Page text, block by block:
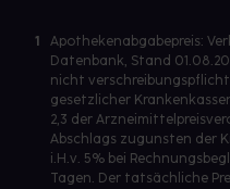
1
Apothekenabgabepreis:
Datenbank, Stand
nicht
gesetzlicher Krankenkassen
2,3 der
Abschlags zugunsten der
i.H.v. 5% bei
Tagen. Der tatsächliche